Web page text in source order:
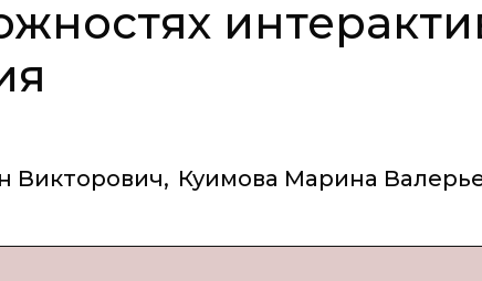
Викторович, Куимова Марина